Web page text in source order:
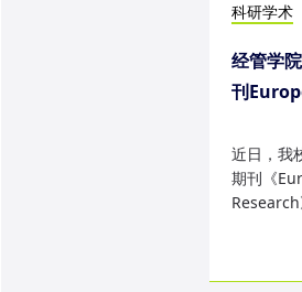
科研学术
经管学
刊
果
近日，我
期刊《